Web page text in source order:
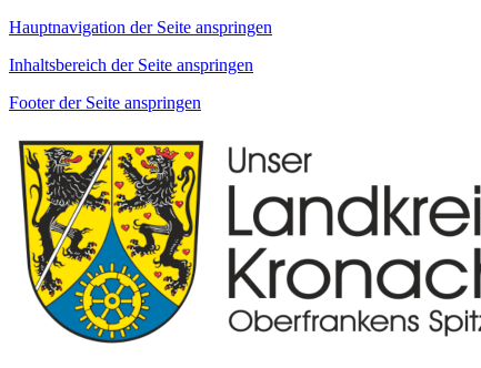
Hauptnavigation der Seite anspringen
Inhaltsbereich der Seite anspringen
Footer der Seite anspringen